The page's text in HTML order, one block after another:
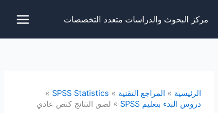
مركز البحوث والدراسات متعدد التخصصات
الرئيسية المراجع التقنية
SPSS Statistics
دروس البدء بتعليم SPSS
لصق النتائج كنص عادي